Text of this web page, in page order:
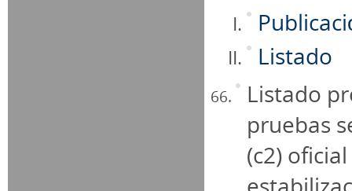
Listado
Listado
pruebas
(c2)